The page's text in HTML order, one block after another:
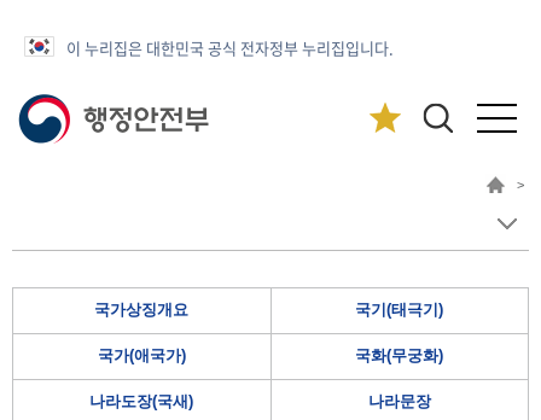
이 누리집은 대한민국 공식 전자정부 누리집입니다.
>
국가상징개요 국기(태극기)
국가(애국가) 국화(무궁화)
나라도장(국새) 나라문장